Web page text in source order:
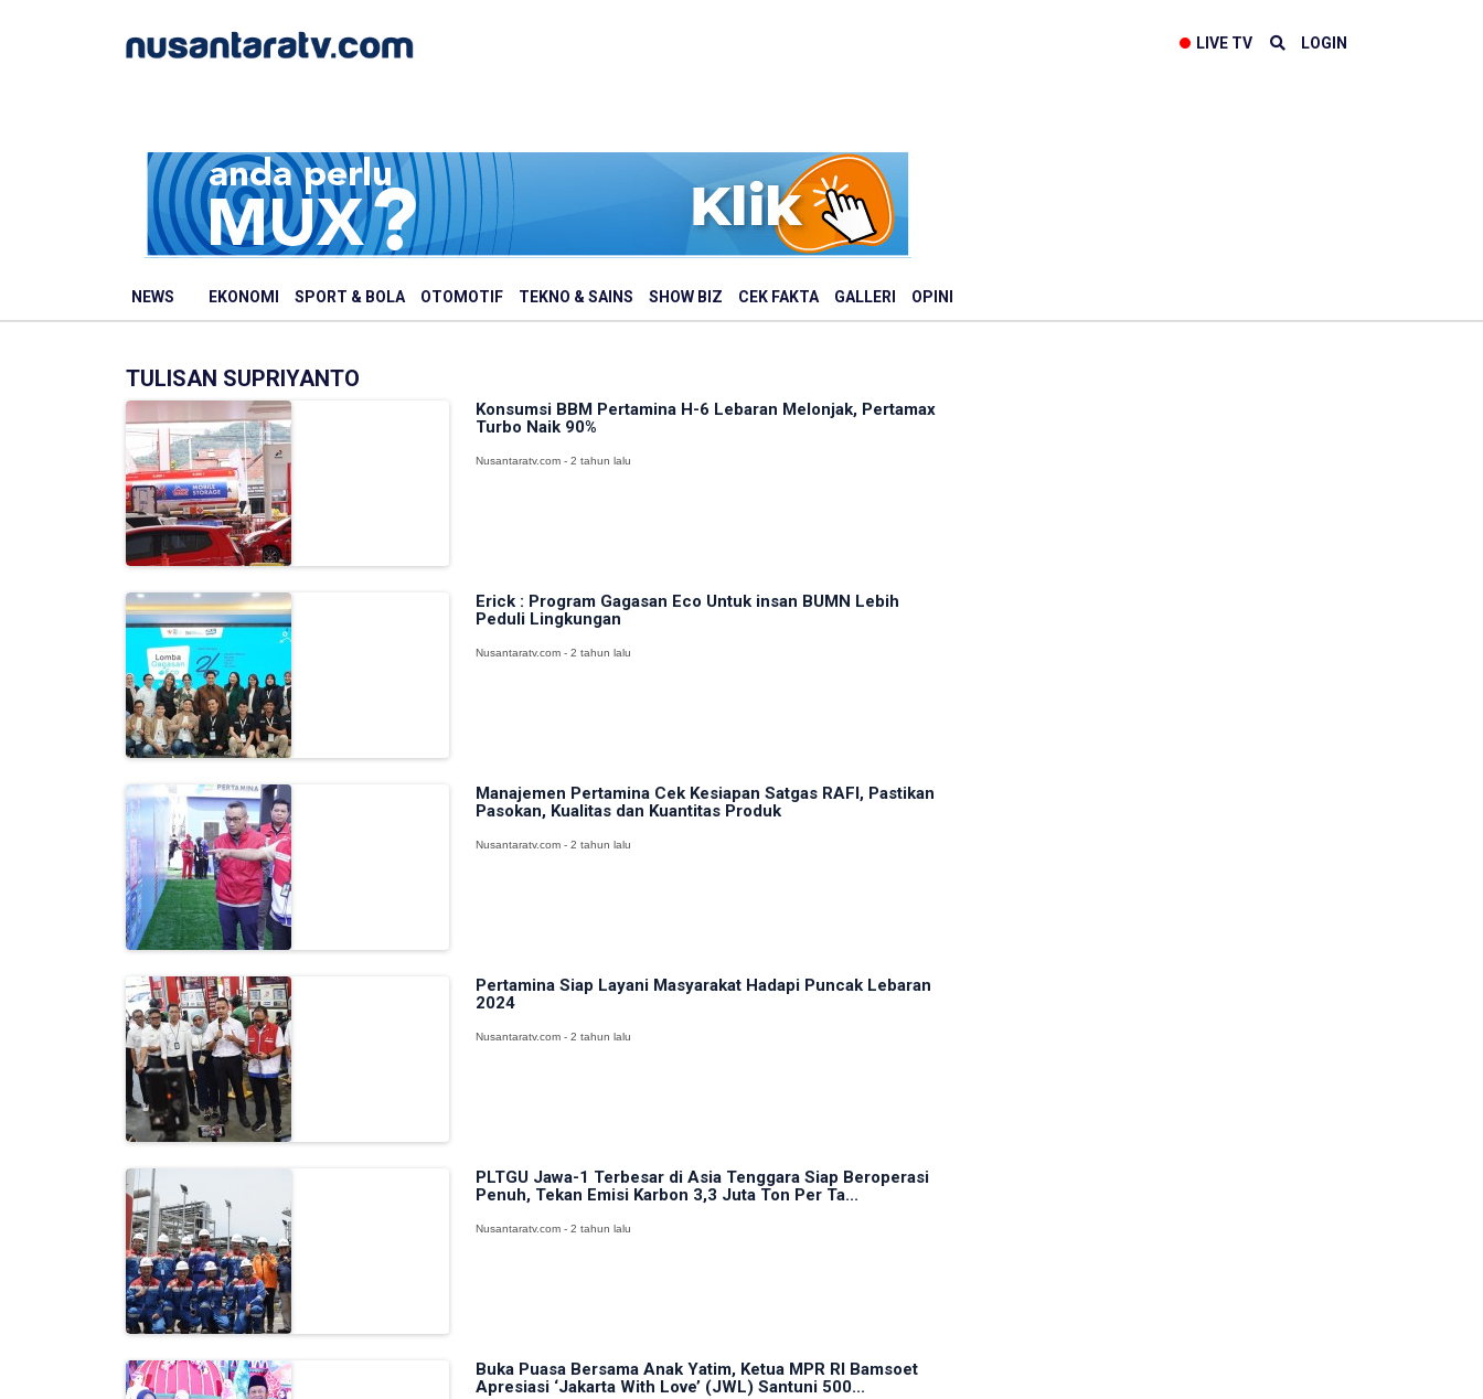
LIVE TV LOGIN
NEWS EKONOMI SPORT & BOLA OTOMOTIF TEKNO & SAINS SHOW BIZ CEK FAKTA GALLERI OPINI
TULISAN SUPRIYANTO
Konsumsi BBM Pertamina H-6 Lebaran Melonjak, Pertamax
Turbo Naik 90%
Nusantaratv.com - 2 tahun lalu
Erick : Program Gagasan Eco Untuk insan BUMN Lebih
Peduli Lingkungan
Nusantaratv.com - 2 tahun lalu
Manajemen Pertamina Cek Kesiapan Satgas RAFI, Pastikan
Pasokan, Kualitas dan Kuantitas Produk
Nusantaratv.com - 2 tahun lalu
Pertamina Siap Layani Masyarakat Hadapi Puncak Lebaran
2024
Nusantaratv.com - 2 tahun lalu
PLTGU Jawa-1 Terbesar di Asia Tenggara Siap Beroperasi
Penuh, Tekan Emisi Karbon 3,3 Juta Ton Per Ta...
Nusantaratv.com - 2 tahun lalu
Buka Puasa Bersama Anak Yatim, Ketua MPR RI Bamsoet
Apresiasi ‘Jakarta With Love’ (JWL) Santuni 500...